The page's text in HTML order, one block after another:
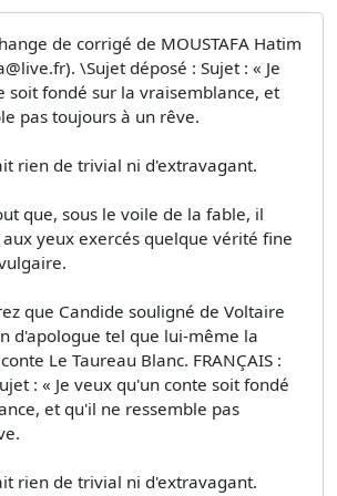
de corrigé de MOUSTAFA Hatim
). \Sujet déposé : Sujet : « Je
soit fondé sur la vraisemblance, et
pas toujours à un rêve.
rien de trivial ni d'extravagant.
que, sous le voile de la fable, il
yeux exercés quelque vérité fine
que Candide souligné de Voltaire
d'apologue tel que lui-même la
Le Taureau Blanc. FRANÇAIS :
: « Je veux qu'un conte soit fondé
et qu'il ne ressemble pas
rien de trivial ni d'extravagant.